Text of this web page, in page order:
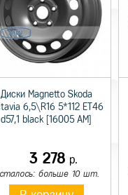
Диски Magnetto Skoda
6,5\R16 5*112 ET46
d57,1 black [16005 AM]
3 278 р.
больше 10 шт.